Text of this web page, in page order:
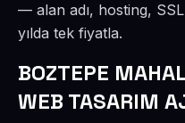
— alan adı, hosting,
yılda tek fiyatla.
BOZTEPE
WEB TASARIM